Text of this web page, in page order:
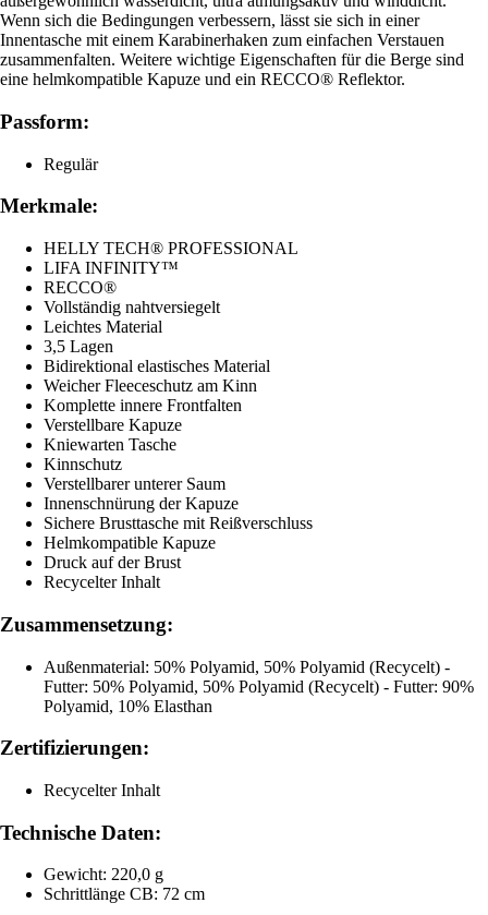
Wenn sich die Bedingungen verbessern, lässt sie sich in einer
Innentasche mit einem Karabinerhaken zum einfachen Verstauen
zusammenfalten. Weitere wichtige Eigenschaften für die Berge sind
eine helmkompatible Kapuze und ein RECCO® Reflektor.
Passform:
Regulär
Merkmale:
HELLY TECH® PROFESSIONAL
LIFA INFINITY™
RECCO®
Vollständig nahtversiegelt
Leichtes Material
3,5 Lagen
Bidirektional elastisches Material
Weicher Fleeceschutz am Kinn
Komplette innere Frontfalten
Verstellbare Kapuze
Kniewarten Tasche
Kinnschutz
Verstellbarer unterer Saum
Innenschnürung der Kapuze
Sichere Brusttasche mit Reißverschluss
Helmkompatible Kapuze
Druck auf der Brust
Recycelter Inhalt
Zusammensetzung:
Außenmaterial: 50% Polyamid, 50% Polyamid (Recycelt) -
Futter: 50% Polyamid, 50% Polyamid (Recycelt) - Futter: 90%
Polyamid, 10% Elasthan
Zertifizierungen:
Recycelter Inhalt
Technische Daten:
Gewicht: 220,0 g
Schrittlänge CB: 72 cm